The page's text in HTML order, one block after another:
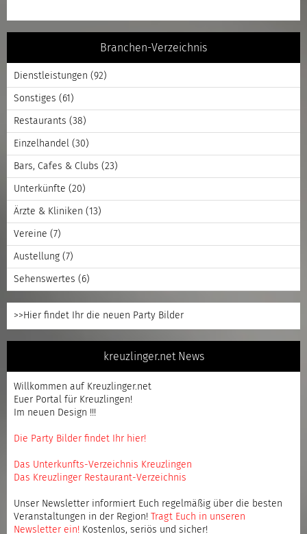
Branchen-Verzeichnis
Dienstleistungen (92)
Sonstiges (61)
Restaurants (38)
Einzelhandel (30)
Bars, Cafes & Clubs (23)
Unterkünfte (20)
Ärzte & Kliniken (13)
Vereine (7)
Austellung (7)
Sehenswertes (6)
>>Hier findet Ihr die neuen Party Bilder
kreuzlinger.net News
Willkommen auf Kreuzlinger.net
Euer Portal für Kreuzlingen!
Im neuen Design !!!
Die Party Bilder findet Ihr hier!
Das Unterkunfts-Verzeichnis Kreuzlingen
Das Kreuzlinger Restaurant-Verzeichnis
Unser Newsletter informiert Euch regelmäßig über die besten
Veranstaltungen in der Region!
Tragt Euch in unseren
Newsletter ein! Kostenlos, seriös und sicher!